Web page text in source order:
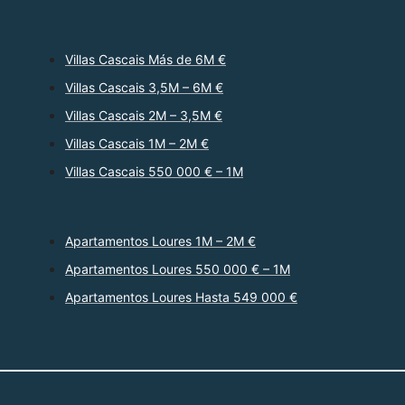
Villas Cascais Más de 6M €
Villas Cascais 3,5M – 6M €
Villas Cascais 2M – 3,5M €
Villas Cascais 1M – 2M €
Villas Cascais 550 000 € – 1M
Apartamentos Loures 1M – 2M €
Apartamentos Loures 550 000 € – 1M
Apartamentos Loures Hasta 549 000 €